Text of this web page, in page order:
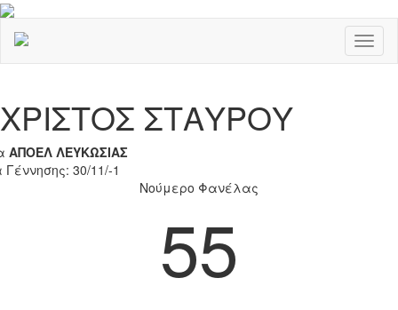
ΧΡΙΣΤΟΣ ΣΤΑΥΡΟΥ
ΑΠΟΕΛ ΛΕΥΚΩΣΙΑΣ
30/11/-1
Νούμερο Φανέλας
55